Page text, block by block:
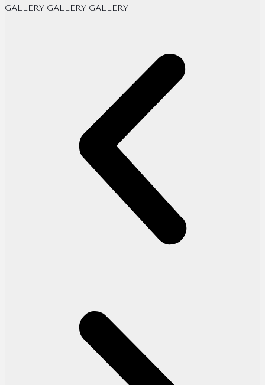
GALLERY GALLERY GALLERY